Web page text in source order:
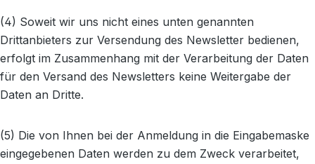
(4) Soweit wir uns nicht eines unten genannten
Drittanbieters zur Versendung des Newsletter bedienen,
erfolgt im Zusammenhang mit der Verarbeitung der Daten
für den Versand des Newsletters keine Weitergabe der
Daten an Dritte.
(5) Die von Ihnen bei der Anmeldung in die Eingabemaske
eingegebenen Daten werden zu dem Zweck verarbeitet,